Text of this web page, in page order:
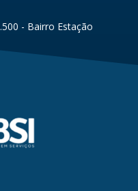
- Bairro Estação